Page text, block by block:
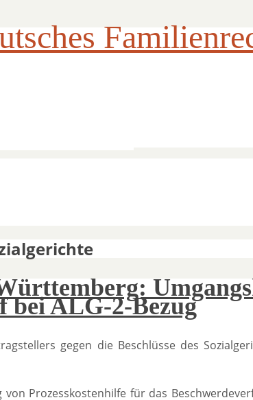
bei ALG-2-Bezug
gegen die Beschlüsse des
von Prozesskostenhilfe für das